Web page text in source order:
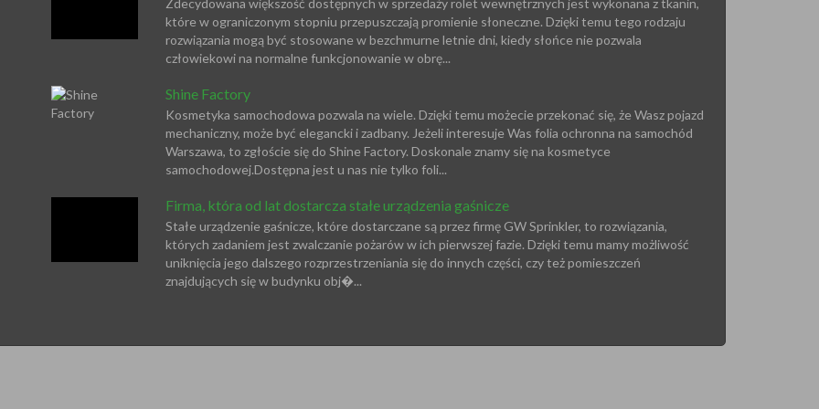
które w ograniczonym stopniu przepuszczają promienie słoneczne. Dzięki temu tego rodzaju
rozwiązania mogą być stosowane w bezchmurne letnie dni, kiedy słońce nie pozwala
człowiekowi na normalne funkcjonowanie w obrę...
Shine Factory
Kosmetyka samochodowa pozwala na wiele. Dzięki temu możecie przekonać się, że Wasz pojazd
mechaniczny, może być elegancki i zadbany. Jeżeli interesuje Was folia ochronna na samochód
Warszawa, to zgłoście się do Shine Factory. Doskonale znamy się na kosmetyce
samochodowej.Dostępna jest u nas nie tylko foli...
Firma, która od lat dostarcza stałe urządzenia gaśnicze
Stałe urządzenie gaśnicze, które dostarczane są przez firmę GW Sprinkler, to rozwiązania,
których zadaniem jest zwalczanie pożarów w ich pierwszej fazie. Dzięki temu mamy możliwość
uniknięcia jego dalszego rozprzestrzeniania się do innych części, czy też pomieszczeń
znajdujących się w budynku obj�...